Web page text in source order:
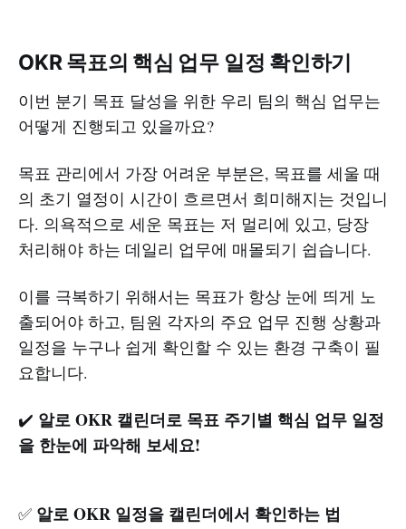
OKR 목표의 핵심 업무 일정 확인하기
이번 분기 목표 달성을 위한 우리 팀의 핵심 업무는
어떻게 진행되고 있을까요?
목표 관리에서 가장 어려운 부분은, 목표를 세울 때
의 초기 열정이 시간이 흐르면서 희미해지는 것입니
다. 의욕적으로 세운 목표는 저 멀리에 있고, 당장
처리해야 하는 데일리 업무에 매몰되기 쉽습니다.
이를 극복하기 위해서는 목표가 항상 눈에 띄게 노
출되어야 하고, 팀원 각자의 주요 업무 진행 상황과
일정을 누구나 쉽게 확인할 수 있는 환경 구축이 필
요합니다.
✔️ 알로 OKR 캘린더로 목표 주기별 핵심 업무 일정
을 한눈에 파악해 보세요!
✅ 알로 OKR 일정을 캘린더에서 확인하는 법